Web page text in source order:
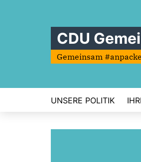
CDU
Gemeinsam
UNSERE POLITIK